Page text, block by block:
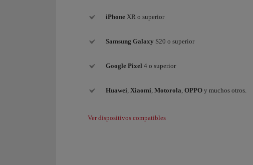
iPhone XR o superior
Samsung Galaxy S20 o superior
Google Pixel 4 o superior
Huawei, Xiaomi, Motorola, OPPO y muchos otros.
Ver dispositivos compatibles